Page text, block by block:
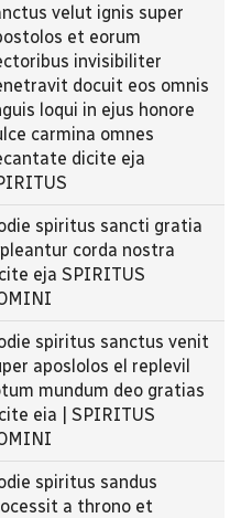
velut ignis super
et eorum
invisibiliter
docuit eos omnis
loqui in ejus honore
carmina omnes
dicite eja
spiritus sancti gratia
corda nostra
eja SPIRITUS
spiritus sanctus venit
aposlolos el replevil
mundum deo gratias
eia | SPIRITUS
spiritus sandus
a throno et